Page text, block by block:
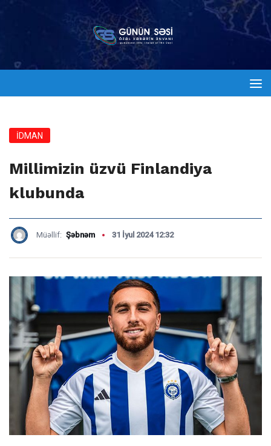
İDMAN
Millimizin üzvü Finlandiya
klubunda
Müəllif: Şəbnəm 31 İyul 2024 12:32